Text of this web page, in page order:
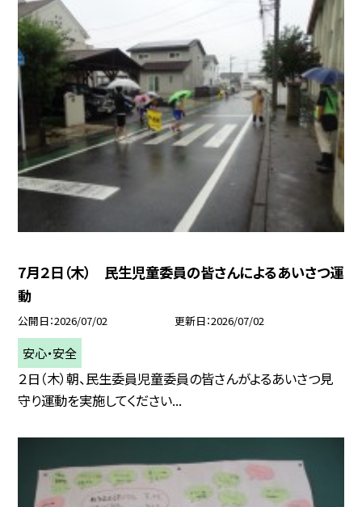
7月２日（木） 民生児童委員の皆さんによるあいさつ運
動
公開日 2026/07/02 更新日 2026/07/02
安心・安全
２日（木）朝、民生委員児童委員の皆さんがよるあいさつ見
守り運動を実施してください...